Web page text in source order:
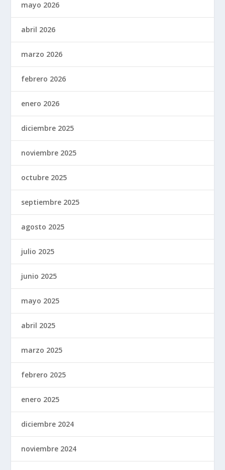
mayo 2026
abril 2026
marzo 2026
febrero 2026
enero 2026
diciembre 2025
noviembre 2025
octubre 2025
septiembre 2025
agosto 2025
julio 2025
junio 2025
mayo 2025
abril 2025
marzo 2025
febrero 2025
enero 2025
diciembre 2024
noviembre 2024